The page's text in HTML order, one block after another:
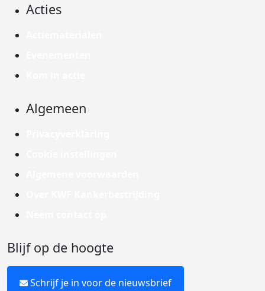
Acties
Algemeen
Blijf op de hoogte
Schrijf je in voor de nieuwsbrief